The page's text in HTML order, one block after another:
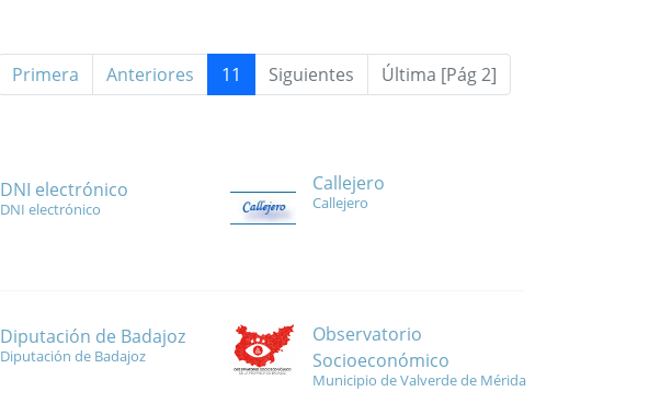
Primera
Anteriores 11 Siguientes Última [Pág 2]
DNI electrónico
DNI electrónico
Callejero
Callejero
Diputación de Badajoz
Diputación de Badajoz
Observatorio
Socioeconómico
Municipio de Valverde de Mérida